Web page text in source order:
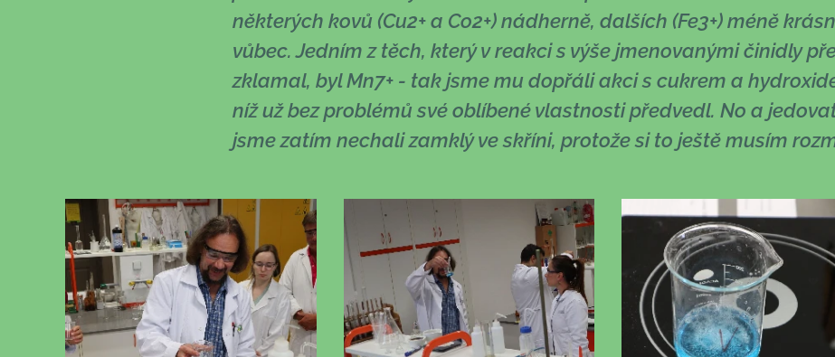
některých kovů (Cu2+ a Co2+) nádherně, dalších (Fe3+) méně
vůbec. Jedním z těch, který v reakci s výše jmenovanými činidly
zklamal, byl Mn7+ - tak jsme mu dopřáli akci s cukrem a
níž už bez problémů své oblíbené vlastnosti předvedl. No a
jsme zatím nechali zamklý ve skříni, protože si to ještě musím